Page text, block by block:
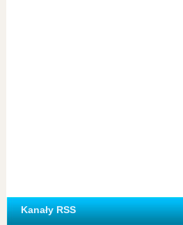
Kanały RSS